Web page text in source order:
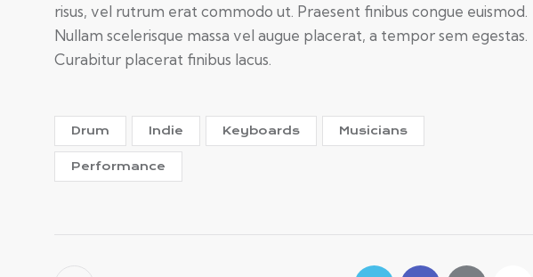
risus, vel rutrum erat commodo ut. Praesent finibus congue euismod.
Nullam scelerisque massa vel augue placerat, a tempor sem egestas.
Curabitur placerat finibus lacus.
Drum Indie Keyboards Musicians
Performance